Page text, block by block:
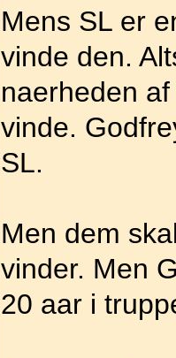
Mens SL er
vinde den.
naerheden
vinde.
SL.
Men dem
vinder. Men
20 aar i